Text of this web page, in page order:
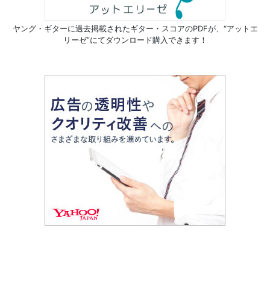
ヤング・ギターに過去掲載されたギター・スコアのPDFが、 “アットエ
リーゼ”にてダウンロード購入できます！